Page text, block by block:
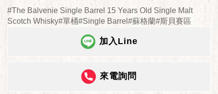
#The Balvenie Single Barrel 15 Years Old Single Malt
Scotch Whisky#單桶#Single Barrel#蘇格蘭#斯貝賽區
加入Line
來電詢問